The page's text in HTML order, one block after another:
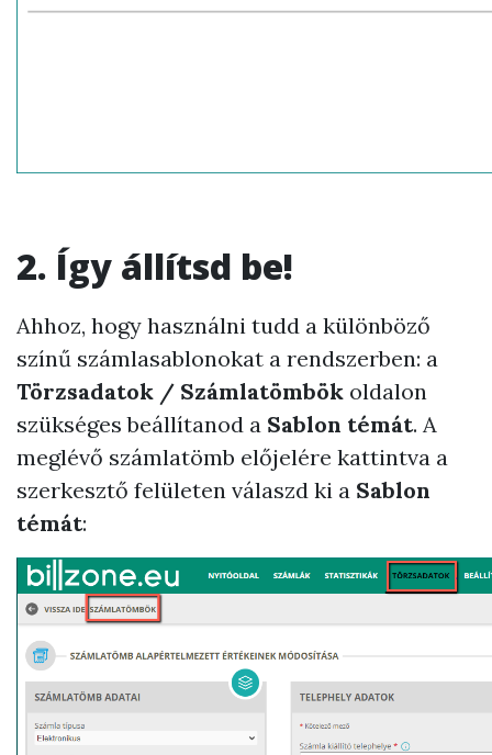
2. Így állítsd be!
Ahhoz, hogy használni tudd a különböző
színű számlasablonokat a rendszerben: a
Törzsadatok / Számlatömbök oldalon
szükséges beállítanod a Sablon témát. A
meglévő számlatömb előjelére kattintva a
szerkesztő felületen válaszd ki a Sablon
témát: